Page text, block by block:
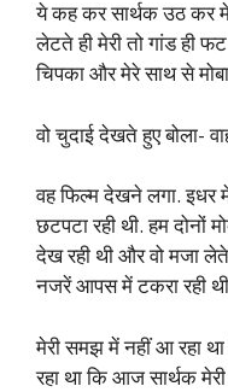
ये कह कर सार्थक उठ कर
लेटते ही मेरी तो गांड ही
चिपका और मेरे साथ से
वो चुदाई देखते हुए बोला-
वह फिल्म देखने लगा. इधर
छटपटा रही थी. हम दोनों
देख रही थी और वो मजा लेते
नजरें आपस में टकरा रही
मेरी समझ में नहीं आ रहा
रहा था कि आज सार्थक